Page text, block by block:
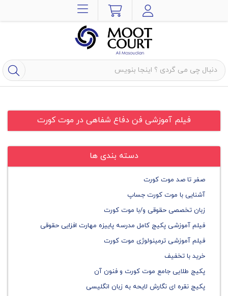
فیلم آموزشی فن دفاع شفاهی در موت کورت
دسته بندی ها
صفر تا صد موت کورت
آشنایی با موت کورت جساپ
زبان تخصصی حقوقی و/با موت کورت
فیلم آموزشی پکیج کامل مدرسه پاییزه مهارت افزایی حقوقی
فیلم آموزشی ترمینولوژی موت کورت
خرید با تخفیف
پکیج طلایی جامع موت کورت و فنون آن
پکیج نقره ای نگارش لایحه به زبان انگلیسی